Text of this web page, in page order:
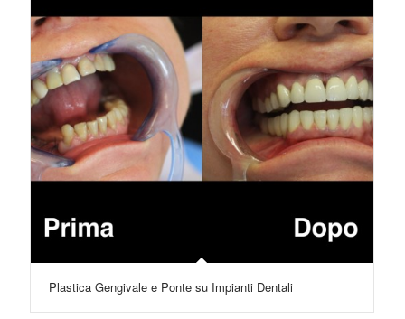
Plastica Gengivale e Ponte su Impianti Dentali